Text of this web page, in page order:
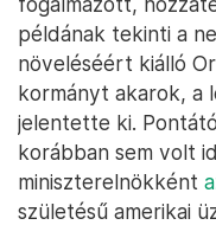
példának tekinti a
növeléséért kiálló
kormányt akarok, a
jelentette ki.
korábban sem volt
miniszterelnökként
születésű amerikai